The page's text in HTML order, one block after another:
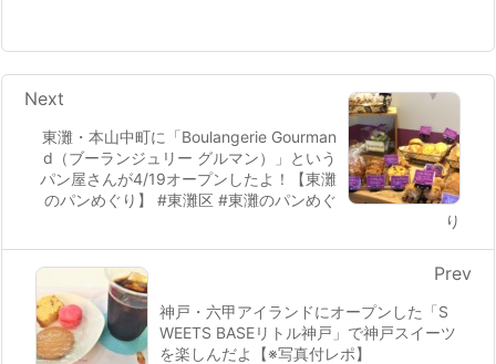
東灘・本山中町に「Boulangerie Gourman
d（ブーランジュリー グルマン）」という
パン屋さんが4/19オープンしたよ！【東灘
のパンめぐり】 #東灘区 #東灘のパンめぐ
り
Next
神戸・六甲アイランドにオープンした「S
WEETS BASEリトル神戸」で神戸スイーツ
を楽しんだよ【※写真付レポ】
Prev